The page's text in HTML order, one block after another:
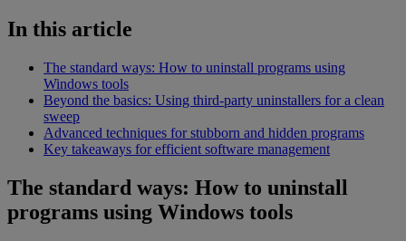
In this article
The standard ways: How to uninstall programs using
Windows tools
Beyond the basics: Using third-party uninstallers for a clean
sweep
Advanced techniques for stubborn and hidden programs
Key takeaways for efficient software management
The standard ways: How to uninstall
programs using Windows tools